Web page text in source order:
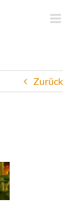
Zurück